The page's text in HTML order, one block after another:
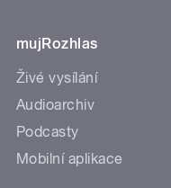
mujRozhlas
Živé vysílání
Audioarchiv
Podcasty
Mobilní aplikace